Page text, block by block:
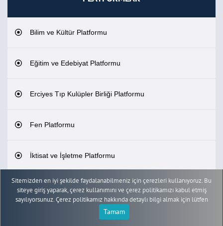
Bilim ve Kültür Platformu
Eğitim ve Edebiyat Platformu
Erciyes Tıp Kulüpler Birliği Platformu
Fen Platformu
İktisat ve İşletme Platformu
Kültür Sanat ve Turizm Platformu
Sosyal Faaliyet Platformu
Sitemizden en iyi şekilde faydalanabilmeniz için çerezleri kullanıyoruz. Bu
siteye giriş yaparak, çerez kullanımını ve çerez politikamızı kabul etmiş
sayılıyorsunuz. Çerez politikamız hakkında detaylı bilgi almak için lütfen
Tamam